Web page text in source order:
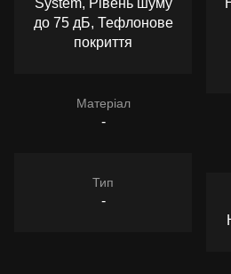
System, Рівень шуму
до 75 дБ, Тефлонове
покриття
Матеріал
-
Тип
-